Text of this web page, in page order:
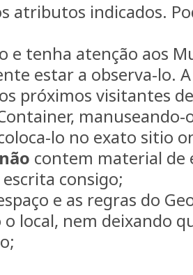
atributos indicados.
e tenha atenção aos
estar a observa-lo.
próximos visitantes
manuseando-
lo no exato sitio
não contem material de
consigo;
e as regras do
local, nem deixando